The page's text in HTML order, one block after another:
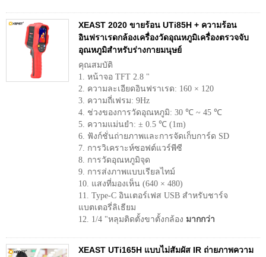
XEAST 2020 ขายร้อน UTi85H + ความร้อน
อินฟราเรดกล้องเครื่องวัดอุณหภูมิเครื่องตรวจจับ
อุณหภูมิสำหรับร่างกายมนุษย์
คุณสมบัติ
1. หน้าจอ TFT 2.8 "
2. ความละเอียดอินฟราเรด: 160 × 120
3. ความถี่เฟรม: 9Hz
4. ช่วงของการวัดอุณหภูมิ: 30 ℃ ~ 45 ℃
5. ความแม่นยำ: ± 0.5 ℃ (1m)
6. ฟังก์ชั่นถ่ายภาพและการจัดเก็บการ์ด SD
7. การวิเคราะห์ซอฟต์แวร์พีซี
8. การวัดอุณหภูมิจุด
9. การส่งภาพแบบเรียลไทม์
10. แสงที่มองเห็น (640 × 480)
11. Type-C อินเตอร์เฟส USB สำหรับชาร์จ
แบตเตอรี่ลิเธียม
12. 1/4 "หลุมติดตั้งขาตั้งกล้อง มากกว่า
XEAST UTi165H แบบไม่สัมผัส IR ถ่ายภาพความ